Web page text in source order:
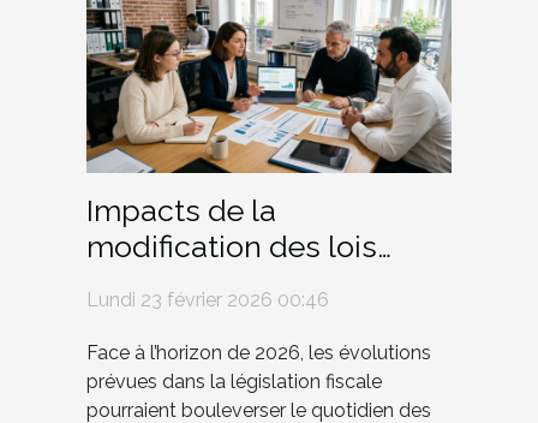
Impacts de la
modification des lois
2026
Lundi 23 février 2026 00:46
Face à l’horizon de 2026, les évolutions
prévues dans la législation fiscale
pourraient bouleverser le quotidien des